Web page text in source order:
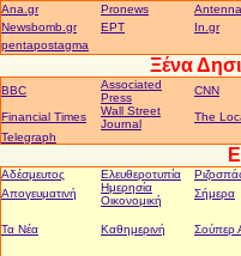
Ana.gr Pronews Antenna
Newsbomb.gr
ΕΡΤ In.gr
pentapostagma
Ξένα
BBC
Associated
Press
CNN
Financial Times
Wall Street
Journal
The
Telegraph
Αδέσμευτος Ελευθεροτυπία
Απογευματινή
Ημερησία
Οικονομική
Σήμερα
Τα Νέα Καθημερινή Σούπερ